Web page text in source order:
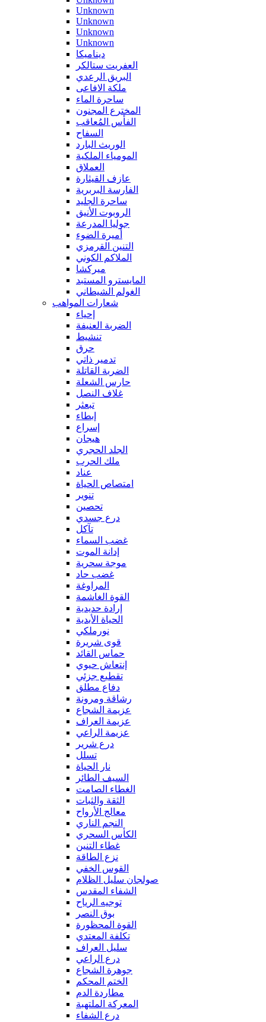
Unknown
Unknown
Unknown
Unknown
ديناميكا
العفريت ستالكر
البريق الرعدي
ملكة الافاعى
ساحرة الماء
المخترع المجنون
الفأس المُعاقب
السفاح
الوريث البارد
المومياء الملكية
العملاق
عازف القيثارة
الفارسة البربرية
ساحرة الجليد
الروبوت الأنيق
جوليا المدرعة
أميرة الضوء
التنين القرمزي
الملاكم الكوني
ميركشا
المايسترو المستبد
الغولم الشيطاني
شعارات المواهب
إحياء
الضربة العنيفة
تنشيط
حرق
تدمير ذاتي
الضربة القاتلة
حارس الشعلة
غلاف النصل
تبعثر
إبطاء
إسراع
هيجان
الجلد الحجري
ملك الحرب
عناد
امتصاص الحياة
تنوير
تحصين
درع جسدي
تآكل
غضب السماء
إدانة الموت
موجة سحرية
غضب حاد
المراوغة
القوة الغاشمة
إرادة حديدية
الحياة الأبدية
نورملكي
قوى شريرة
حماس القائد
إنتعاش حيوي
تقطيع جزئي
دفاع مطلق
رشاقة ومرونة
عزيمة الشجاع
عزيمة العراف
عزيمة الراعي
درع شرير
تسلل
نار الحياة
السيف الطائر
الغطاء الصامت
الثقة والثبات
معالج الأرواح
النجم الناري
الكأس السحري
غطاء التنين
نزع الطاقة
القوس الخفي
صولجان سليل الظلام
الشفاء المقدس
توجيه الرياح
بوق النصر
القوة المحظورة
تكلفة المعتدي
سليل العراف
درع الراعي
جوهرة الشجاع
الختم المحكم
مطاردة الدم
المعركة الملتهبة
درع الشفاء